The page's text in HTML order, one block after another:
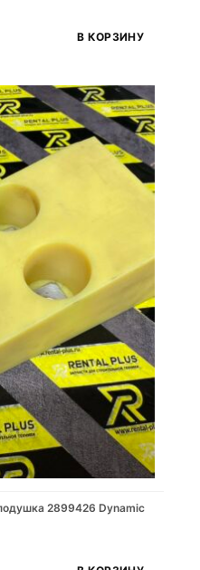
В КОРЗИНУ
2899426 Dynamic